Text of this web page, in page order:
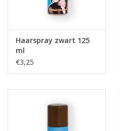
Haarspray zwart 125
ml
€3,25